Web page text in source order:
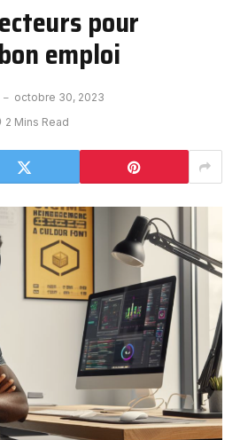
pour
emploi
octobre 30, 2023
2 Mins Read